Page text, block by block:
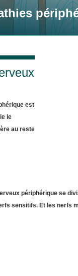
est
le
au reste
périphérique se
sensitifs. Et les nerfs